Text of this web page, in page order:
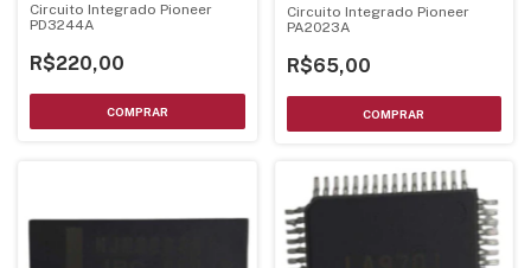
Circuito Integrado Pioneer
PD3244A
R$220,00
Circuito Integrado Pioneer
PA2023A
R$65,00